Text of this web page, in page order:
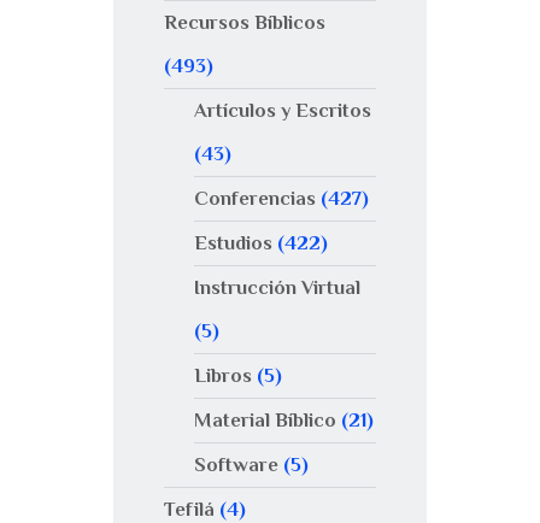
Recursos Bíblicos
(493)
Artículos y Escritos
(43)
Conferencias (427)
Estudios (422)
Instrucción Virtual
(5)
Libros (5)
Material Bíblico (21)
Software(5)
Tefilá (4)